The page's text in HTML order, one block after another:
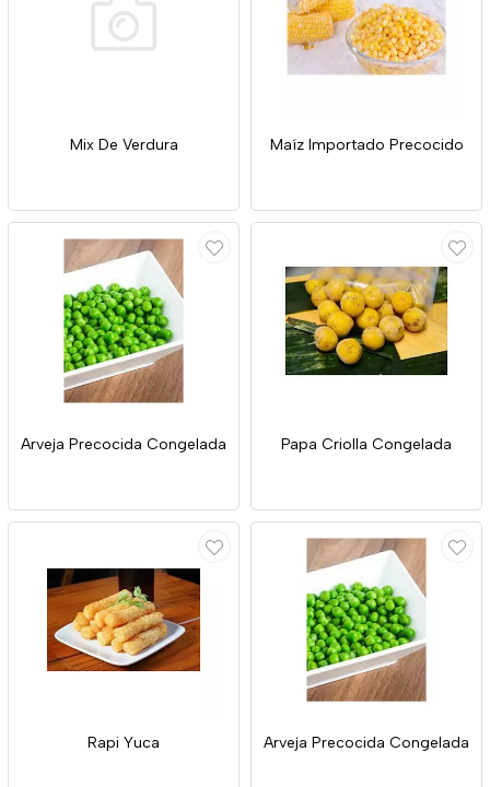
Mix De Verdura Maíz Importado Precocido
Arveja Precocida Congelada Papa Criolla Congelada
Rapi Yuca Arveja Precocida Congelada